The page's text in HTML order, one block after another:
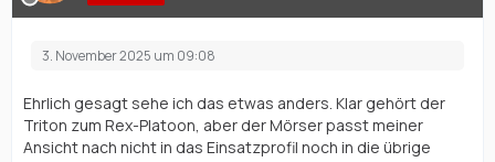
3. November 2025 um 09:08
Ehrlich gesagt sehe ich das etwas anders. Klar gehört der
Triton zum Rex-Platoon, aber der Mörser passt meiner
Ansicht nach nicht in das Einsatzprofil noch in die übrige